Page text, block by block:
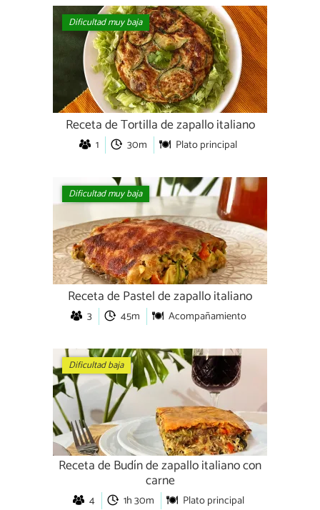
Dificultad muy baja
Receta de Tortilla de zapallo italiano
1 30m Plato principal
Dificultad muy baja
Receta de Pastel de zapallo italiano
3 45m Acompañamiento
Dificultad baja
Receta de Budín de zapallo italiano con
carne
4 1h 30m Plato principal